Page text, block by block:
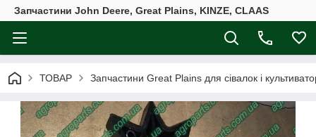
Запчастини John Deere, Great Plains, KINZE, CLAAS
ТОВАР Запчастини Great Plains для сівалок і